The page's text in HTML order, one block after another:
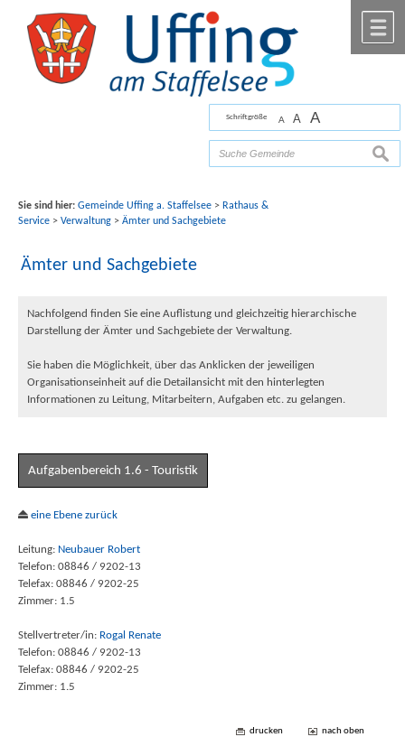
Schriftgröße A A A
Bilder mit freundlicher Unterstützung von FotografFlorian Werner
Sie sind hier: Gemeinde Uffing a. Staffelsee> Rathaus &
Service> Verwaltung> Ämter und Sachgebiete
Ämter und Sachgebiete
Nachfolgend finden Sie eine Auflistung und gleichzeitig hierarchische
Darstellung der Ämter und Sachgebiete der Verwaltung.
Sie haben die Möglichkeit, über das Anklicken der jeweiligen
Organisationseinheit auf die Detailansicht mit den hinterlegten
Informationen zu Leitung, Mitarbeitern, Aufgaben etc. zu gelangen.
Aufgabenbereich 1.6 - Touristik
eine Ebene zurück
Leitung: Neubauer Robert
Telefon: 08846 / 9202-13
Telefax: 08846 / 9202-25
Zimmer: 1.5
Stellvertreter/in: Rogal Renate
Telefon: 08846 / 9202-13
Telefax: 08846 / 9202-25
Zimmer: 1.5
drucken nach oben